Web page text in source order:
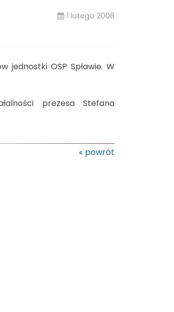
1 lutego 2008
jednostki OSP Spławie. W
prezesa Stefana
powrót